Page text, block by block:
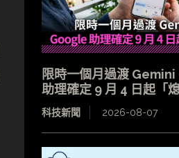
限時一個月過渡
助理確定 9 月 4 日起「熄
科技新聞 2026-08-07